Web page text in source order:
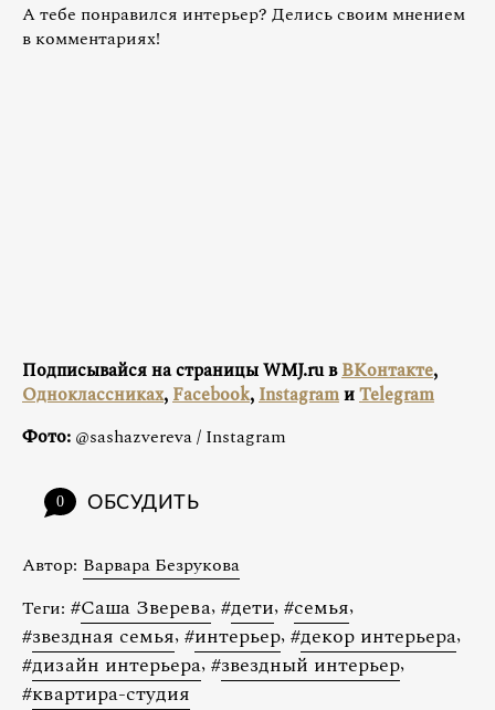
А тебе понравился интерьер? Делись своим мнением
в комментариях!
Подписывайся на страницы WMJ.ru вВКонтакте,
Одноклассниках,Facebook,InstagramиTelegram
Фото: @sashazvereva / Instagram
0 ОБСУДИТЬ
Автор: Варвара Безрукова
Теги: #Саша Зверева, #дети, #семья,
#звездная семья, #интерьер, #декор интерьера,
#дизайн интерьера, #звездный интерьер,
#квартира-студия